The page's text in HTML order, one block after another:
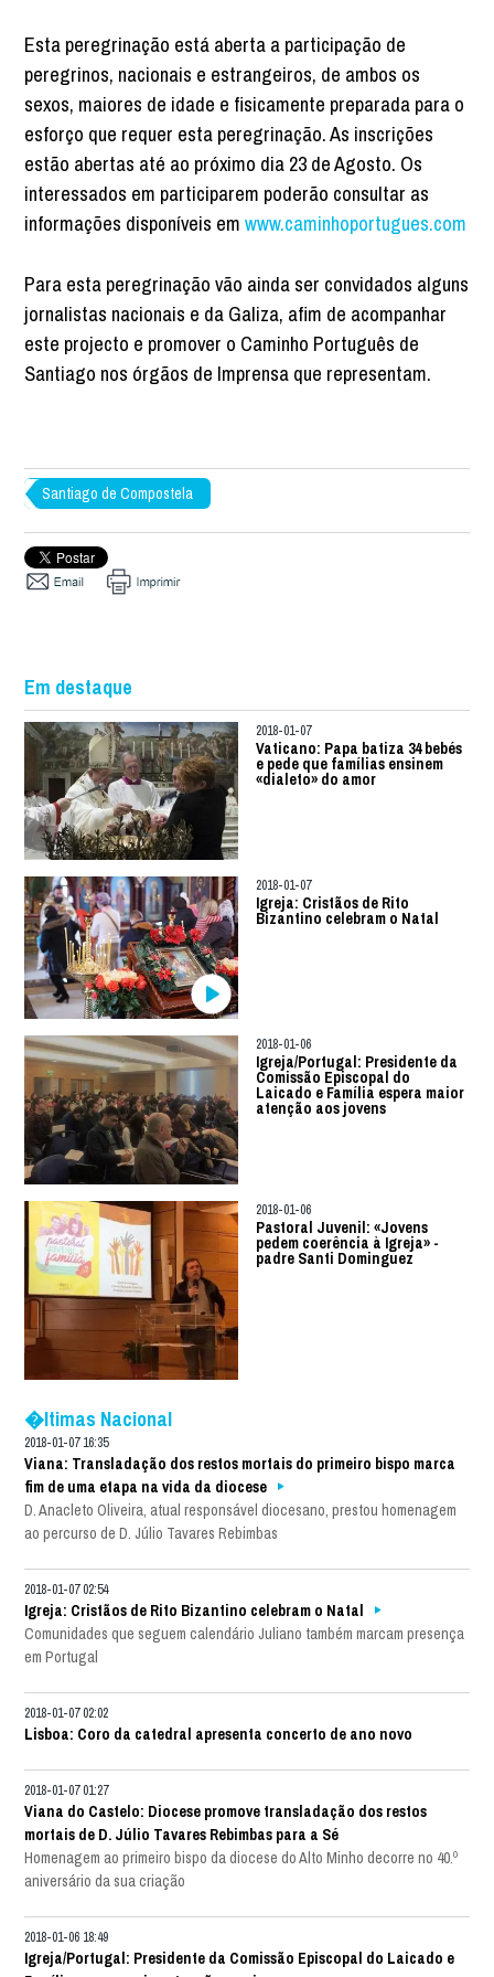
Esta peregrinação está aberta a participação de
peregrinos, nacionais e estrangeiros, de ambos os
sexos, maiores de idade e fisicamente preparada para o
esforço que requer esta peregrinação. As inscrições
estão abertas até ao próximo dia 23 de Agosto. Os
interessados em participarem poderão consultar as
informações disponíveis emwww.caminhoportugues.com
Para esta peregrinação vão ainda ser convidados alguns
jornalistas nacionais e da Galiza, afim de acompanhar
este projecto e promover o Caminho Português de
Santiago nos órgãos de Imprensa que representam.
Santiago de Compostela
Em destaque
2018-01-07
Vaticano: Papa batiza 34 bebés
e pede que famílias ensinem
«dialeto» do amor
2018-01-07
Igreja: Cristãos de Rito
Bizantino celebram o Natal
2018-01-06
Igreja/Portugal: Presidente da
Comissão Episcopal do
Laicado e Família espera maior
atenção aos jovens
2018-01-06
Pastoral Juvenil: «Jovens
pedem coerência à Igreja» -
padre Santi Dominguez
�ltimas Nacional
2018-01-07 16:35
Viana: Transladação dos restos mortais do primeiro bispo marca
fim de uma etapa na vida da diocese
D. Anacleto Oliveira, atual responsável diocesano, prestou homenagem
ao percurso de D. Júlio Tavares Rebimbas
2018-01-07 02:54
Igreja: Cristãos de Rito Bizantino celebram o Natal
Comunidades que seguem calendário Juliano também marcam presença
em Portugal
2018-01-07 02:02
Lisboa: Coro da catedral apresenta concerto de ano novo
2018-01-07 01:27
Viana do Castelo: Diocese promove transladação dos restos
mortais de D. Júlio Tavares Rebimbas para a Sé
Homenagem ao primeiro bispo da diocese do Alto Minho decorre no 40.º
aniversário da sua criação
2018-01-06 18:49
Igreja/Portugal: Presidente da Comissão Episcopal do Laicado e